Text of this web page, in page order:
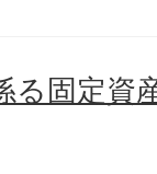
る固定資